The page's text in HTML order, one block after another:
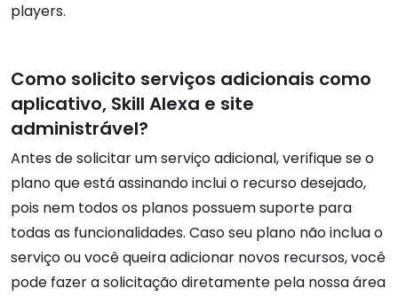
players.
Como solicito serviços adicionais como
aplicativo, Skill Alexa e site
administrável?
Antes de solicitar um serviço adicional, verifique se o
plano que está assinando inclui o recurso desejado,
pois nem todos os planos possuem suporte para
todas as funcionalidades. Caso seu plano não inclua o
serviço ou você queira adicionar novos recursos, você
pode fazer a solicitação diretamente pela nossa área